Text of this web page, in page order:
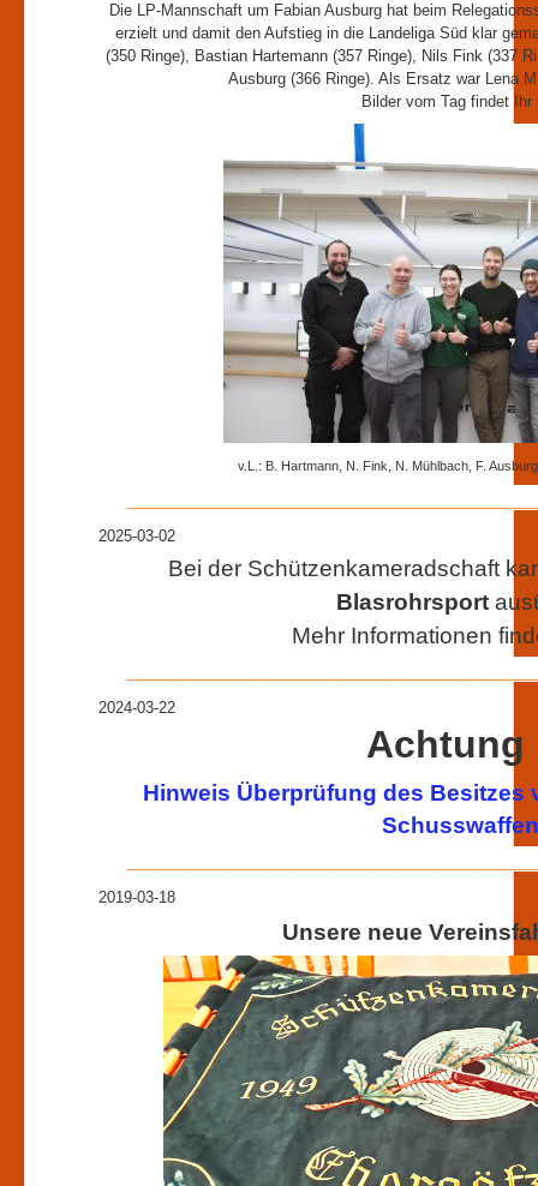
Die LP-Mannschaft um Fabian Ausburg hat beim
erzielt und damit den Aufstieg in die Landeliga Süd klar
(350 Ringe), Bastian Hartemann (357 Ringe), Nils Fink (337
Ausburg (366 Ringe). Als Ersatz war Lena
Bilder vom Tag findet Ihr
v.L.: B. Hartmann, N. Fink, N. Mühlbach, F.
2025-03-02
Bei der Schützenkameradschaft
Blasrohrsport
Mehr Informationen
2024-03-22
Achtung
Hinweis Überprüfung des Besitzes
2019-03-18
Unsere neue